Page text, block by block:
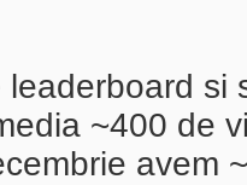
leaderboard si
~400 de
avem